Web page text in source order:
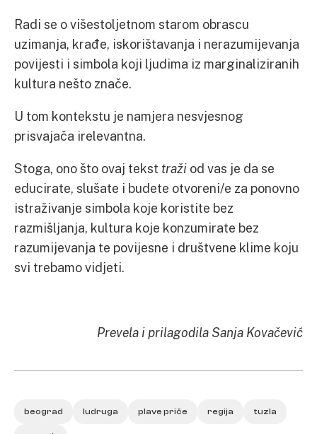
Radi se o višestoljetnom starom obrascu
uzimanja, krađe, iskorištavanja i nerazumijevanja
povijesti i simbola koji ljudima iz marginaliziranih
kultura nešto znače.
U tom kontekstu je namjera nesvjesnog
prisvajača irelevantna.
Stoga, ono što ovaj tekst traži od vas je da se
educirate, slušate i budete otvoreni/e za ponovno
istraživanje simbola koje koristite bez
razmišljanja, kultura koje konzumirate bez
razumijevanja te povijesne i društvene klime koju
svi trebamo vidjeti.
Prevela i prilagodila Sanja Kovačević
beograd ludruga plave priče regija tuzla